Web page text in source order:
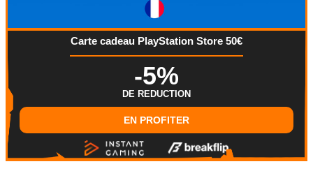
Carte cadeau PlayStation Store 50€
-5%
DE REDUCTION
EN PROFITER